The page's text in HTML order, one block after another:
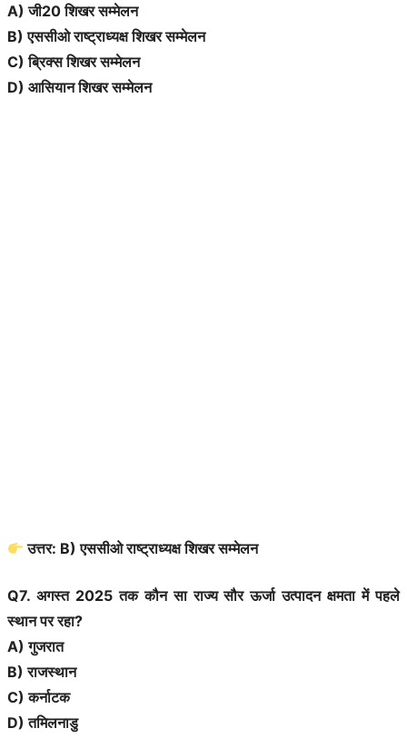
A) जी20 शिखर सम्मेलन
B) एससीओ राष्ट्राध्यक्ष शिखर सम्मेलन
C) ब्रिक्स शिखर सम्मेलन
D) आसियान शिखर सम्मेलन
उत्तर: B) एससीओ राष्ट्राध्यक्ष शिखर सम्मेलन
Q7. अगस्त 2025 तक कौन सा राज्य सौर ऊर्जा उत्पादन क्षमता में पहले
स्थान पर रहा?
A) गुजरात
B) राजस्थान
C) कर्नाटक
D) तमिलनाडु